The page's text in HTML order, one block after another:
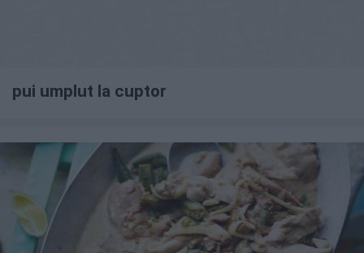
pui umplut la cuptor